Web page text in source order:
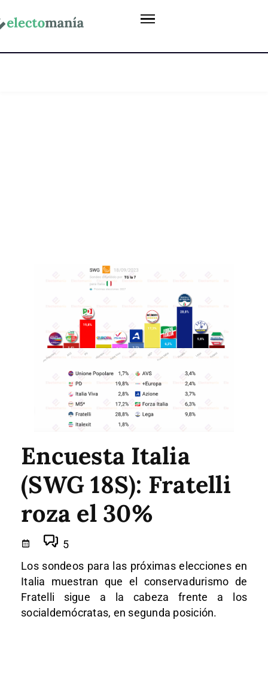
Encuesta Italia
(SWG 18S): Fratelli
roza el 30%
5
Los sondeos para las próximas elecciones en
Italia muestran que el conservadurismo de
Fratelli sigue a la cabeza frente a los
socialdemócratas, en segunda posición.